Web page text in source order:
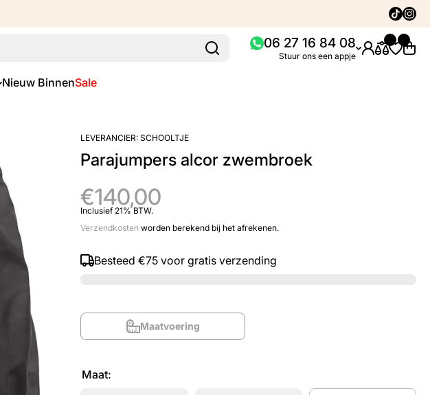
Tiktok
Nieuw BinnenSale
06 27 16 84 08
Stuur ons een appje
LEVERANCIER: SCHOOLTJE
Parajumpers alcor zwembroek
€140,00
Inclusief 21% BTW.
Verzendkosten worden berekend bij het afrekenen.
Besteed€75 voor gratis verzending
Maatvoering
Maat: